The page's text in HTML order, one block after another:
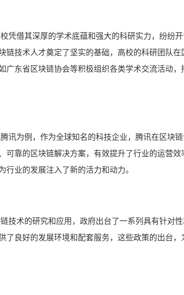
凭借其深厚的学术底蕴和强大的科研实力，纷纷
技术人才奠定了坚实的基础，高校的科研团队
东省区块链协会等积极组织各类学术交流活动，
讯为例，作为全球知名的科技企业，腾讯在区块
靠的区块链解决方案，有效提升了行业的运营
业的发展注入了新的活力和动力。
术的研究和应用，政府出台了一系列具有针对性
良好的发展环境和配套服务，这些政策的出台